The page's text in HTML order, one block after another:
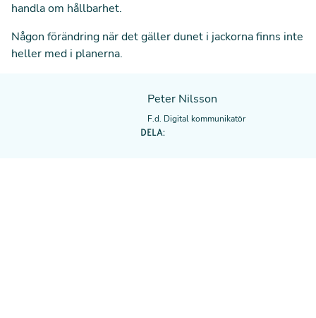
handla om hållbarhet.
Någon förändring när det gäller dunet i jackorna finns inte
heller med i planerna.
Peter Nilsson
F.d. Digital kommunikatör
DELA: